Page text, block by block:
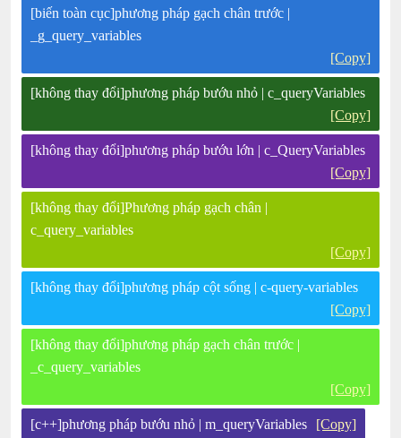
[biến toàn cục]phương pháp gạch chân trước |
_g_query_variables
[Copy]
[không thay đổi]phương pháp bướu nhỏ | c_queryVariables
[Copy]
[không thay đổi]phương pháp bướu lớn | c_QueryVariables
[Copy]
[không thay đổi]Phương pháp gạch chân |
c_query_variables
[Copy]
[không thay đổi]phương pháp cột sống | c-query-variables
[Copy]
[không thay đổi]phương pháp gạch chân trước |
_c_query_variables
[Copy]
[c++]phương pháp bướu nhỏ | m_queryVariables [Copy]